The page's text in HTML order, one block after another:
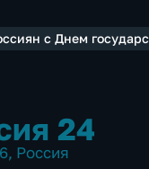
с Днем
24
, Россия